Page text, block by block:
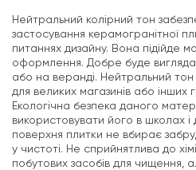
Нейтральний колірний тон
застосування керамогранітної
питаннях дизайну. Вона підійде
оформлення. Добре буде
або на веранді. Нейтральний тон
для великих магазинів або інших
Екологічна безпека даного
використовувати його в школах
поверхня плитки не вбирає
у чистоті. Не сприйнятлива до
побутових засобів для чищення,